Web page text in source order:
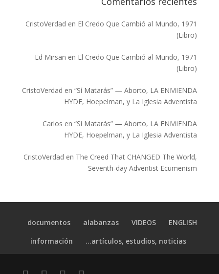
CristoVerdad en El Credo Que Cambió al Mundo, 1971
(Libro)
Ed Mirsan en El Credo Que Cambió al Mundo, 1971
(Libro)
CristoVerdad en“Sí Matarás” — Aborto, LA ENMIENDA
HYDE, Hoepelman, y La Iglesia Adventista
Carlos en“Sí Matarás” — Aborto, LA ENMIENDA
HYDE, Hoepelman, y La Iglesia Adventista
CristoVerdad en The Creed That CHANGED The World,
Seventh-day Adventist Ecumenism
ENGLISH
VIDEOS
alabanzas
documentos
artículos, estudios, noticias…
información